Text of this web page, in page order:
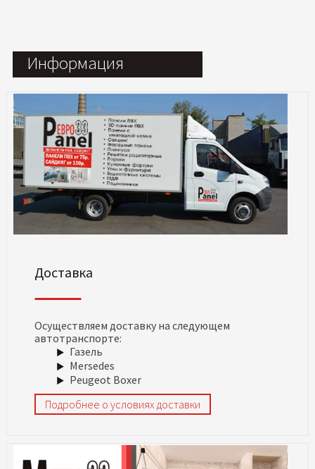
Информация
Доставка
Осуществляем доставку на следующем
автотранспорте:
Газель
Mersedes
Peugeot Boxer
Подробнее о условиях доставки